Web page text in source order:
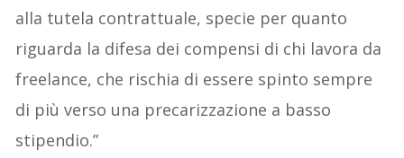
alla tutela contrattuale, specie per quanto
riguarda la difesa dei compensi di chi lavora da
freelance, che rischia di essere spinto sempre
di più verso una precarizzazione a basso
stipendio.”